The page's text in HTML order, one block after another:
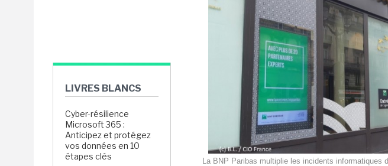
LIVRES BLANCS
Cyber-résilience
Microsoft 365 :
Anticipez et protégez
vos données en 10
étapes clés
La BNP Paribas multiplie les incidents informatiques